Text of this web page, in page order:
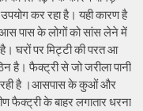
कर रहा है। यही कारण है
पास के लोगों को सांस लेने में
है। घरों पर मिट्टी की परत आ
है। फैक्ट्री से जो जरीला पानी
रही है ।आसपास के कुओं और
फैक्ट्री के बाहर लगातार धरना